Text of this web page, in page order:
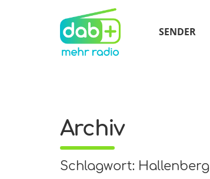
SENDER
Archiv
Schlagwort: Hallenberg